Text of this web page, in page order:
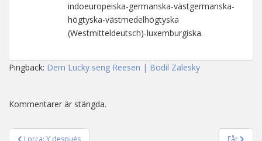
indoeuropeiska-germanska-västgermanska-
högtyska-västmedelhögtyska
(Westmitteldeutsch)-luxemburgiska.
Pingback: Dem Lucky seng Reesen | Bodil Zalesky
Kommentarer är stängda.
Lorca: Y después Får